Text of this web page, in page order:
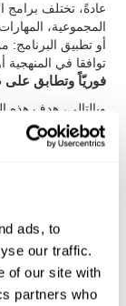
ads, to
our traffic.
of our site with
partners who
عادةً، تختلف برامج
المجموعية،
أو تطبيق البرنامج:
توافقا في المنهجية
فوريّاً وتطابق
وبالتالي، هدف هذه
الشخصي المعلوماتي
قد دعينا إلى
معايير
على فهم معنى
البيت. كانتمعايير